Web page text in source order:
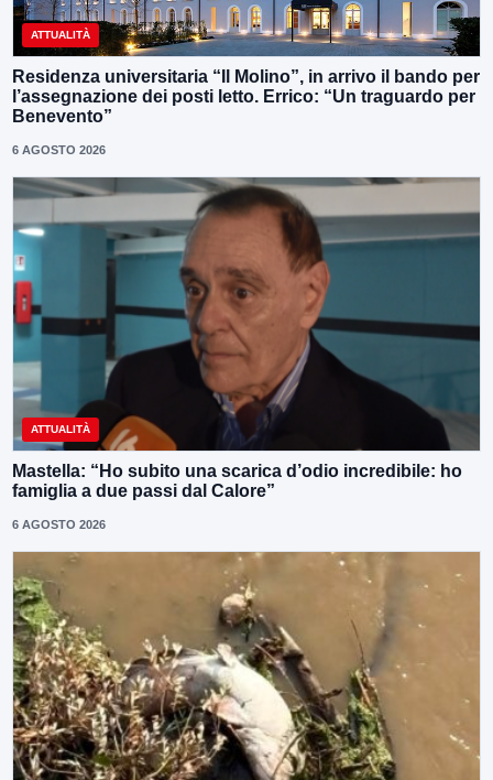
ATTUALITÀ
Residenza universitaria “Il Molino”, in arrivo il bando per
l’assegnazione dei posti letto. Errico: “Un traguardo per
Benevento”
6 AGOSTO 2026
ATTUALITÀ
Mastella: “Ho subito una scarica d’odio incredibile: ho
famiglia a due passi dal Calore”
6 AGOSTO 2026